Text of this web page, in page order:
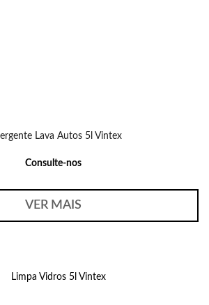
Lava Autos 5l Vintex
Consulte-nos
VER MAIS